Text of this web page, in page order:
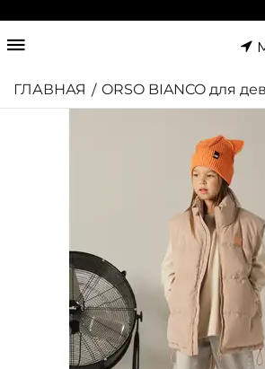
ГЛАВНАЯ / ORSO BIANCO для